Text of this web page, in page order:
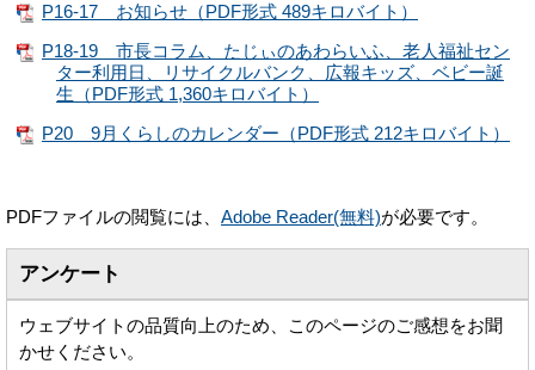
P16-17 お知らせ（PDF形式 489キロバイト）
P18-19 市長コラム、たじぃのあわらいふ、老人福祉セン
ター利用日、リサイクルバンク、広報キッズ、ベビー誕
生（PDF形式 1,360キロバイト）
P20 9月くらしのカレンダー（PDF形式 212キロバイト）
PDFファイルの閲覧には、 Adobe Reader(無料)が必要です。
アンケート
ウェブサイトの品質向上のため、このページのご感想をお聞
かせください。